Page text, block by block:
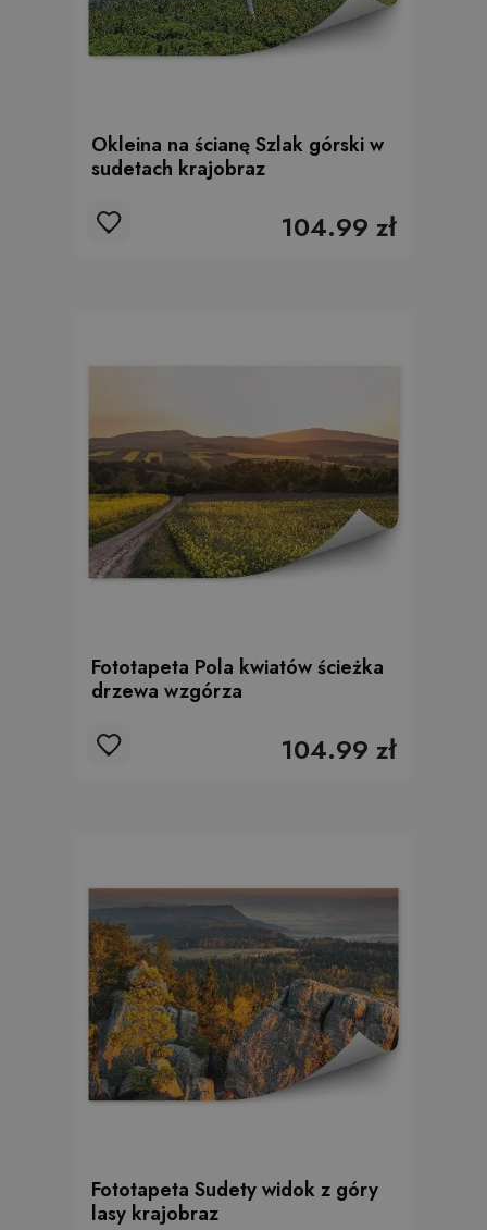
Okleina na ścianę Szlak górski w
sudetach krajobraz
104.99 zł
Fototapeta Pola kwiatów ścieżka
drzewa wzgórza
104.99 zł
Fototapeta Sudety widok z góry
lasy krajobraz